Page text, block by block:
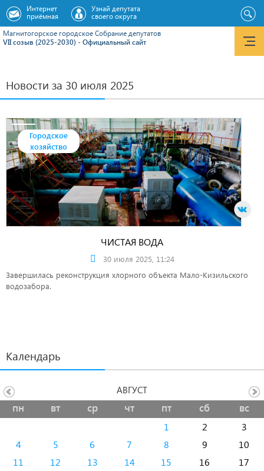
Магнитогорское городское Cобрание депутатов
VII созыв (2025-2030) - Официальный сайт
Интернет
приёмная
Узнай депутата
своего округа
Новости за 30 июля 2025
Городское
хозяйство
ЧИСТАЯ ВОДА
30 июля 2025, 11:24
Завершилась реконструкция хлорного объекта Мало-Кизильского
водозабора.
Календарь
пн вт ср чт пт сб вс
1 2
3
4
5 6 7 8 9
10
11
12 13 14 15 16
17
АВГУСТ